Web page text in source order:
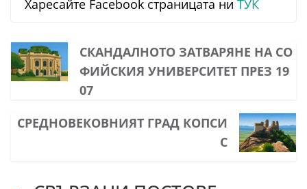
Харесайте Facebook страницата ни ТУК
СКАНДАЛНОТО ЗАТВАРЯНЕ НА СО
ФИЙСКИЯ УНИВЕРСИТЕТ ПРЕЗ 19
07
СРЕДНОВЕКОВНИЯТ ГРАД КОПСИ
С